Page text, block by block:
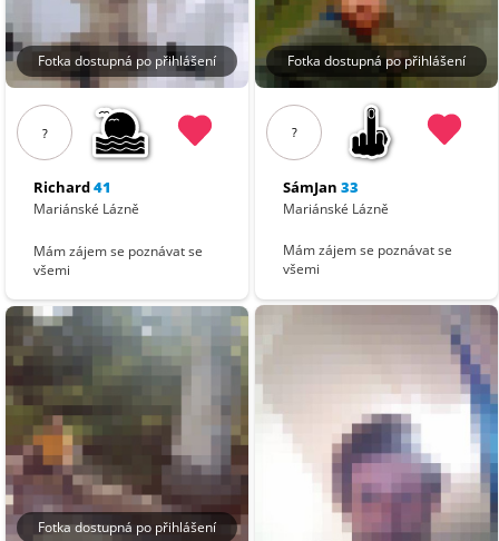
Fotka dostupná po přihlášení
?
Richard41
Mariánské Lázně
Mám zájem se poznávat se
všemi
Fotka dostupná po přihlášení
Fotka dostupná po přihlášení
?
SámJan 33
Mariánské Lázně
Mám zájem se poznávat se
všemi